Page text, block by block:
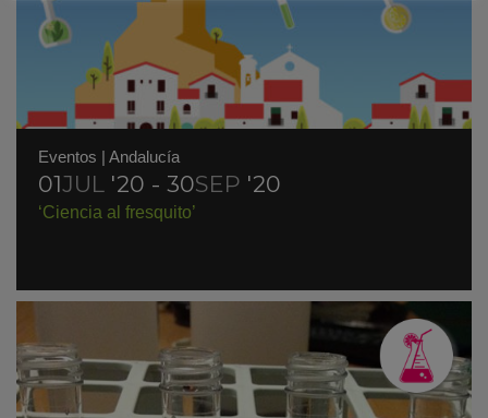
Eventos | Andalucía
01JUL '20 - 30SEP '20
‘Ciencia al fresquito’